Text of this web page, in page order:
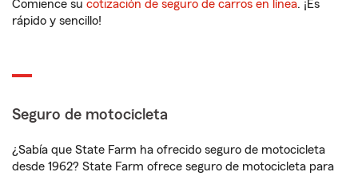
Comience su cotización de seguro de carros en línea. ¡Es
rápido y sencillo!
Seguro de motocicleta
¿Sabía que State Farm ha ofrecido seguro de motocicleta
desde 1962? State Farm ofrece seguro de motocicleta para